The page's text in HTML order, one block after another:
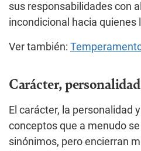
sus responsabilidades con
incondicional hacia quienes
Ver también:
Carácter,
El carácter, la personalidad
conceptos que a menudo
sinónimos, pero encierran